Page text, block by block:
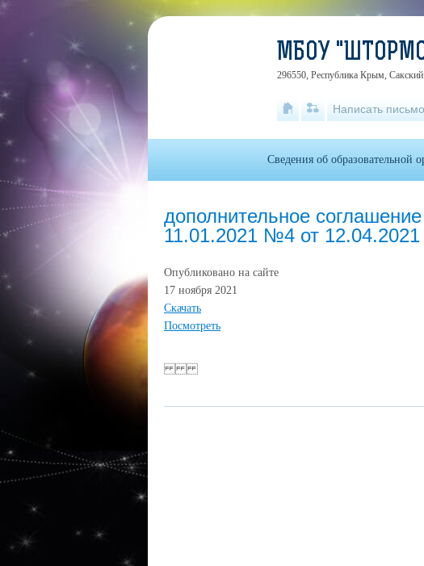
дополнительное
11.01.2021 №4 от 12.04.2021
Опубликовано на сайте
17 ноября 2021
Скачать
Посмотреть
МБОУ
296550, Республика Крым,
Написать письмо
Сведения об образовательной